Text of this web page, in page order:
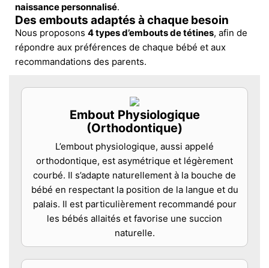
naissance personnalisé.
Des embouts adaptés à chaque besoin
Nous proposons 4 types d’embouts de tétines, afin de
répondre aux préférences de chaque bébé et aux
recommandations des parents.
Embout Physiologique
(Orthodontique)
L’embout physiologique, aussi appelé
orthodontique, est asymétrique et légèrement
courbé. Il s’adapte naturellement à la bouche de
bébé en respectant la position de la langue et du
palais. Il est particulièrement recommandé pour
les bébés allaités et favorise une succion
naturelle.